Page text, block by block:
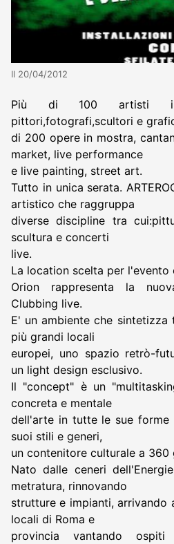
Il 20/04/2012
Più di 100 artisti in
pittori,fotografi,scultori e
di 200 opere in mostra,
market, live performance
e live painting, street art.
Tutto in unica serata.
artistico che raggruppa
diverse discipline tra
scultura e concerti
live.
La location scelta per l'evento
Orion rappresenta la
Clubbing live.
E' un ambiente che
più grandi locali
europei, uno spazio retrò-
un light design esclusivo.
Il "concept" è un
concreta e mentale
dell'arte in tutte le sue
suoi stili e generi,
un contenitore culturale a 360
Nato dalle ceneri
metratura, rinnovando
strutture e impianti, arrivando
locali di Roma e
provincia vantando